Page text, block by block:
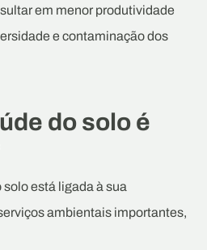
em menor produtividade
e contaminação dos
do solo é
está ligada à sua
ambientais importantes,